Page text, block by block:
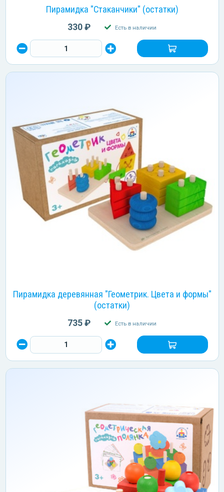
Пирамидка "Стаканчики" (остатки)
330 ₽ Есть в наличии
Пирамидка деревянная "Геометрик. Цвета и формы"
(остатки)
735 ₽ Есть в наличии